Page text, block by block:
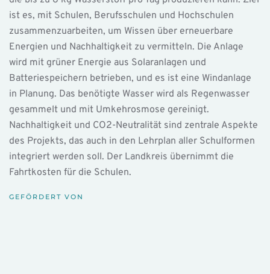
ist es, mit Schulen, Berufsschulen und Hochschulen
zusammenzuarbeiten, um Wissen über erneuerbare
Energien und Nachhaltigkeit zu vermitteln. Die Anlage
wird mit grüner Energie aus Solaranlagen und
Batteriespeichern betrieben, und es ist eine Windanlage
in Planung. Das benötigte Wasser wird als Regenwasser
gesammelt und mit Umkehrosmose gereinigt.
Nachhaltigkeit und CO2-Neutralität sind zentrale Aspekte
des Projekts, das auch in den Lehrplan aller Schulformen
integriert werden soll. Der Landkreis übernimmt die
Fahrtkosten für die Schulen.
GEFÖRDERT VON